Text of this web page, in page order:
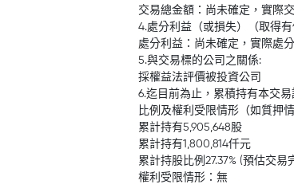
交易總金額：尚未確定，實際
4.處分利益（或損失）（取得
處分利益：尚未確定，實際處
5.與交易標的公司之關係:
採權益法評價被投資公司
6.迄目前為止，累積持有本交
比例及權利受限情形（如質押
累計持有5,905,648股
累計持有1,800,814仟元
累計持股比例27.37% (預估交易
權利受限情形：無